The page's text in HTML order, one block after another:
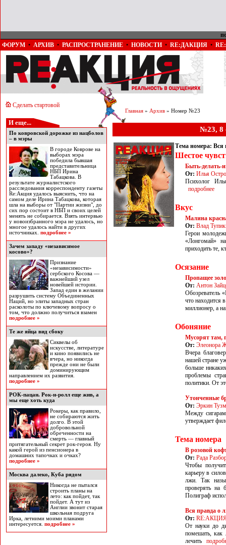
ФОРУМ • АРХИВ • РАСПРОСТРАНЕНИЕ • НОВОСТИ • RE:ДАКЦИЯ •
Сделать стартовой
И еще...
По ковровской дорожке из нацболов
– в мэры
В городе Коврове на
выборах мэра
победила бывшая
представительница
НБП Ирина
Табацкова. В
результате журналистского
расследования корреспонденту газеты
Re:Акция удалось выяснить, что на
самом деле Ирина Табацкова, которая
шла на выборы от "Партии жизни", до
сих пор состоит в НБП и своих целей
менять не собирается. Взять интервью
у новоизбранного мэра не удалось, но
многое удалось найти в других
источниках.
подробнее »
Зачем западу «независимое
косово»?
Признание
«независимости»
cербского Косова —
важнейший узел
новейшей истории.
Запад един в желании
разрушить систему Объединенных
Наций, но элиты западных стран
расколоты по ключевому вопросу о
том, что должно получиться взамен
подробнее »
Те же яйца вид сбоку
Сиквелы об
искусстве, литературе
и кино появились не
вчера, но никогда
прежде они не были
доминирующим
направлением их развития.
подробнее »
РОК-пацан. Рок-н-ролл еще жив, а
мы еще хоть куда
Рокеры, как правило,
не собираются жить
долго. В этой
добровольной
обреченности на
смерть — главный
притягательный секрет рок-героя. Ну
какой герой из пенсионера в
домашних тапочках и очках?
подробнее »
Москва далеко, Куба рядом
Никогда не пытался
строить планы на
лето: как пойдет, так
пойдет. А тут из
Англии звонит старая
школьная подруга
Ирка, летними моими планами
интересуется. подробнее »
Главная » Архив » Номер №23
№23, 8
Тема номера: Вся
Шестое
Быть-делать-
От: Илья
Психолог
подробнее
Вкус
Малина
От: Влад
Герои
«Лонгомай»
приходить те,
Осязание
Пропащее
От: Антон
Обозреватель
что находится
миллионер, а
Обоняние
Мусорят там,
От: Элеонора
Вчера
нашей стране
больше
проблемы
политики. От
Утонченные
От: Эркин
Между
утверждает
Тема номера
В розовой
От: Рада
Чтобы
карьеру в
лжи. Так
проверять на
Полиграф
Вся правда о
От:
От науки до
помешать, как
лечить